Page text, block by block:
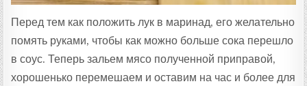
Перед тем как положить лук в маринад, его желательно
помять руками, чтобы как можно больше сока перешло
в соус. Теперь зальем мясо полученной приправой,
хорошенько перемешаем и оставим на час и более для